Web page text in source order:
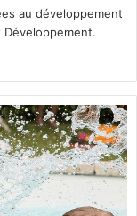
au développement
ter
est